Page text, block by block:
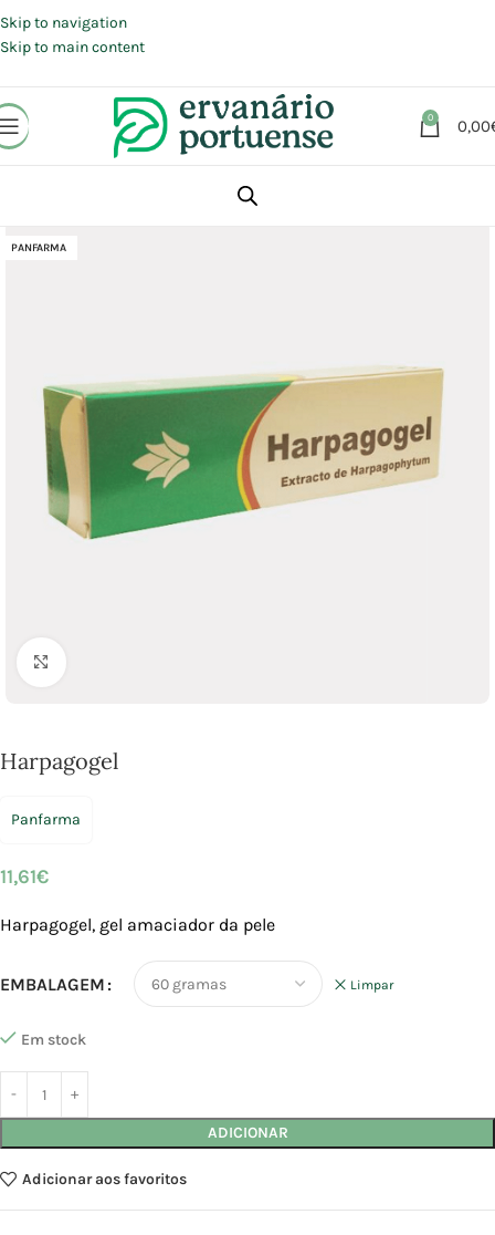
Skip to navigation
Skip to main content
0 0,00
Beleza | Cosmética | Higiene
PANFARMA
Harpagogel
Panfarma
11,61€
Harpagogel, gel amaciador da pele
EMBALAGEM Limpar
Em stock
ADICIONAR
Adicionar aos favoritos